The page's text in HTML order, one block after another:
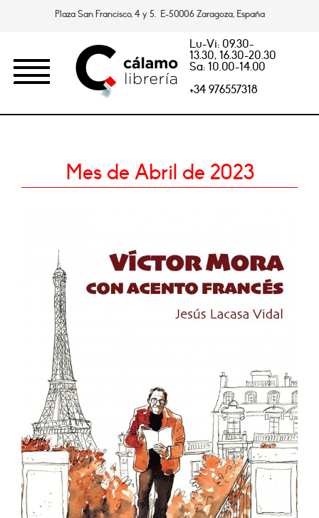
Plaza San Francisco, 4 y 5. E-50006 Zaragoza, España
Lu-Vi: 09.30-
13.30, 16.30-20.30
Sa: 10.00-14.00
+34 976557318
Mes de Abril de 2023